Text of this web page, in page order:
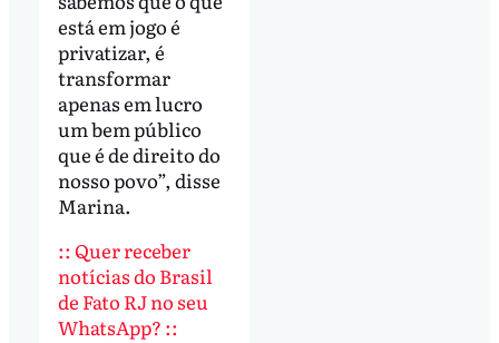
está em jogo é
privatizar, é
transformar
apenas em lucro
um bem público
que é de direito do
nosso povo”, disse
Marina.
:: Quer receber
notícias do Brasil
de Fato RJ no seu
WhatsApp? ::